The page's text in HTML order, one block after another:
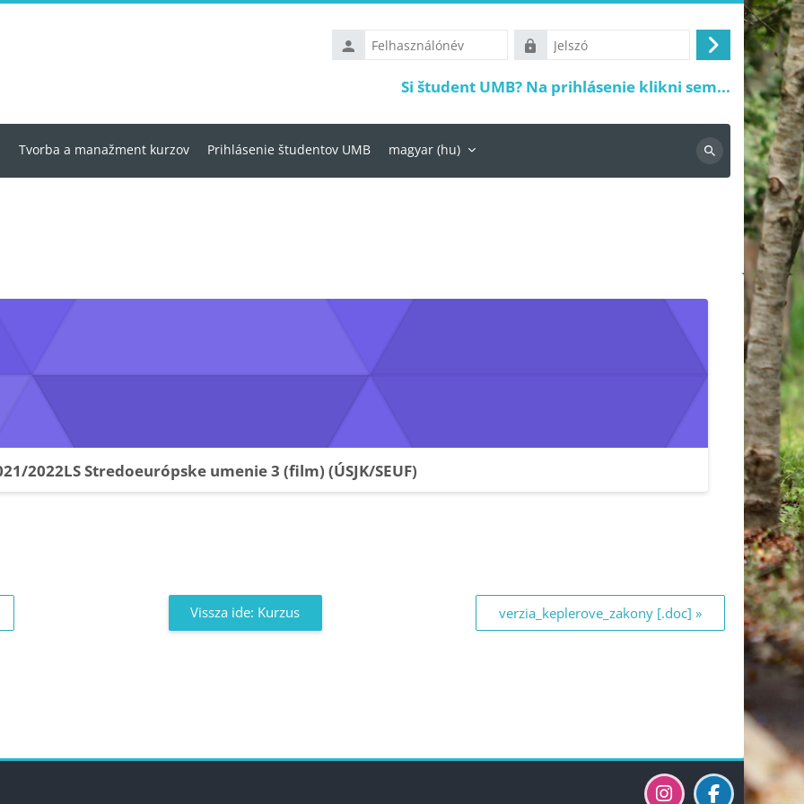
Felhasználónév
Jelszó
Belépés
Si študent UMB? Na prihlásenie klikni sem...
Tvorba a manažment kurzov Prihlásenie študentov UMB magyar ‎(hu)‎
Keresés
2022LS Stredoeurópske umenie 3 (film) (ÚSJK/SEUF)
Vissza ide: Kurzus verzia_keplerove_zakony [.doc] »